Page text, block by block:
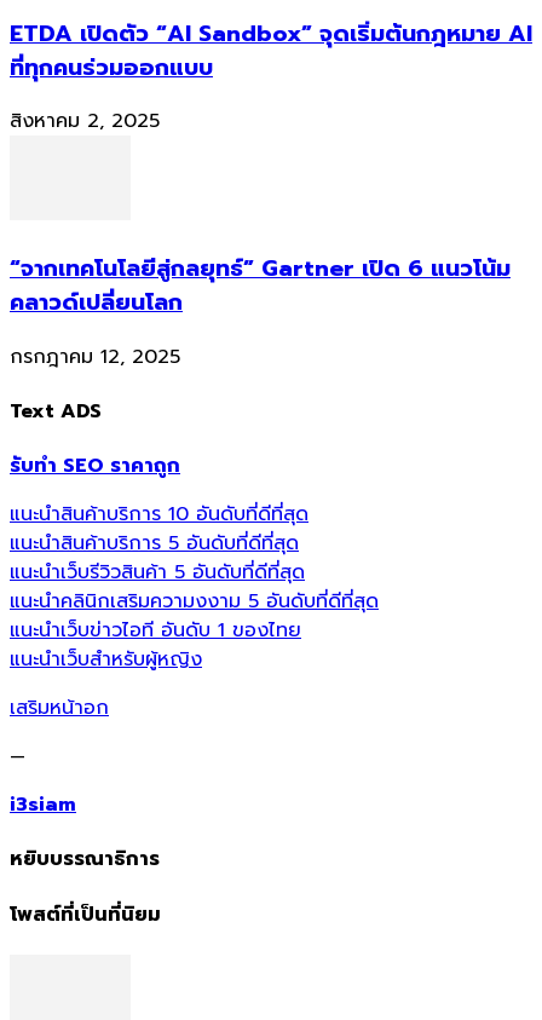
ETDA เปิดตัว “AI Sandbox” จุดเริ่มต้นกฎหมาย AI
ที่ทุกคนร่วมออกแบบ
สิงหาคม 2, 2025
“จากเทคโนโลยีสู่กลยุทธ์” Gartner เปิด 6 แนวโน้ม
คลาวด์เปลี่ยนโลก
กรกฎาคม 12, 2025
Text ADS
รับทำ SEO ราคาถูก
แนะนำสินค้าบริการ 10 อันดับที่ดีที่สุด
แนะนำสินค้าบริการ 5 อันดับที่ดีที่สุด
แนะนำเว็บรีวิวสินค้า 5 อันดับที่ดีที่สุด
แนะนำคลินิกเสริมความงงาม 5 อันดับที่ดีที่สุด
แนะนำเว็บข่าวไอที อันดับ 1 ของไทย
แนะนำเว็บสำหรับผู้หญิง
เสริมหน้าอก
—
i3siam
หยิบบรรณาธิการ
โพสต์ที่เป็นที่นิยม